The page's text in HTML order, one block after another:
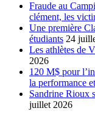
Fraude au
clément, les
Une première
étudiants 24
Les athlètes de
2026
120 M$ pour
la performance
Sandrine Rioux
juillet 2026